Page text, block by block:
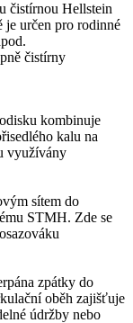
čistírnou Hellstein
určen pro rodinné
čistírny
kombinuje
kalu na
využívány
sítem do
STMH. Zde se
zpátky do
oběh zajišťuje
údržby nebo